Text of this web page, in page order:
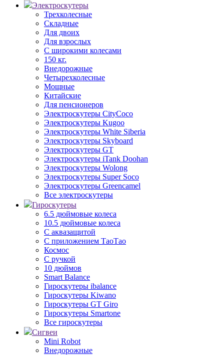
Электроскутеры
Трехколесные
Складные
Для двоих
Для взрослых
С широкими колесами
150 кг.
Внедорожные
Четырехколесные
Мощные
Китайские
Для пенсионеров
Электроскутеры CityCoco
Электроскутеры Kugoo
Электроскутеры White Siberia
Электроскутеры Skyboard
Электроскутеры GT
Электроскутеры iTank Doohan
Электроскутеры Wolong
Электроскутеры Super Soco
Электроскутеры Greencamel
Все электроскутеры
Гироскутеры
6.5 дюймовые колеса
10.5 дюймовые колеса
С аквазащитой
С приложением ТаоТао
Космос
С ручкой
10 дюймов
Smart Balance
Гироскутеры ibalance
Гироскутеры Kiwano
Гироскутеры GT Giro
Гироскутеры Smartone
Все гироскутеры
Сигвеи
Mini Robot
Внедорожные